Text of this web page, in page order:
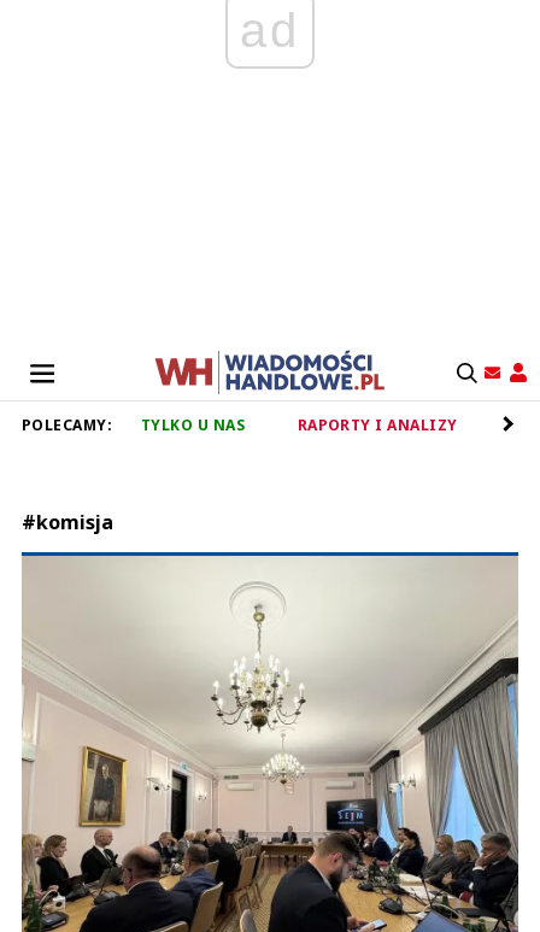
ad
POLECAMY: TYLKO U NAS RAPORTY I ANALIZY
#komisja